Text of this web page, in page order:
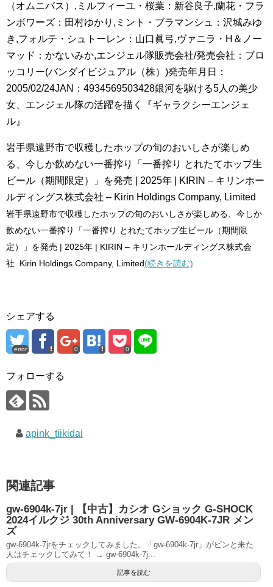
（オムニバス）,ミルフィーユ・桜葉：新谷良子,蘭花・フラ
ンボワーズ：田村ゆかり,ミント・ブラマンシュ：沢城みゆ
き,フォルテ・シュトーレン：山口眞弓,ヴァニラ・H＆ノー
マッド：かないみか,エンジェル隊販売会社/発売会社：ブロ
ッコリー(バンダイビジュアル（株）)発売年月日：
2005/02/24JAN：4934569503428銀河を駆ける5人の美少
女、エンジェル隊の活躍を描く『ギャラクシーエンジェ
ル』
岩手県遠野市で収穫したホップの旬のおいしさが楽しめ
る、今しか飲めない一番搾り「一番搾り とれたてホップ生
ビール（期間限定）」を発売 | 2025年 | KIRIN – キリンホー
ルディングス株式会社 – Kirin Holdings Company, Limited
岩手県遠野市で収穫したホップの旬のおいしさが楽しめる、今しか
飲めない一番搾り「一番搾り とれたてホップ生ビール（期間限
定）」を発売 | 2025年 | KIRIN – キリンホールディングス株式会
社 Kirin Holdings Company, Limited(続きを読む)
シェアする
error 0 0
フォローする
apink_tiikidai
関連記事
gw-6904k-7jr | 【中古】カシオ Gショック G-SHOCK
2024イルクジ 30th Anniversary GW-6904K-7JR メン
ズ
gw-6904k-7jrをチェックしてみました。「gw-6904k-7jr」がピンと来た
人はチェックしてみて！ → gw-6904k-7j...
記事を読む